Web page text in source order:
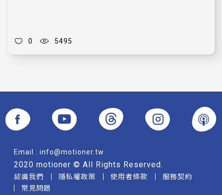
0 5495
Email : info@motioner.tw
2020 motioner © All Rights Reserved.
認識我們 隱私權政策 使用者條款
服務契約
常見問題